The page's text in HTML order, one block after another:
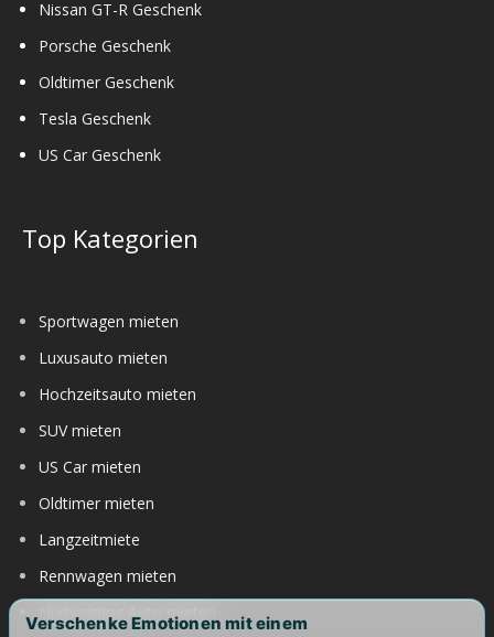
Nissan GT-R Geschenk
Porsche Geschenk
Oldtimer Geschenk
Tesla Geschenk
US Car Geschenk
Top Kategorien
Sportwagen mieten
Luxusauto mieten
Hochzeitsauto mieten
SUV mieten
US Car mieten
Oldtimer mieten
Langzeitmiete
Rennwagen mieten
Nürburgring Auto mieten
Verschenke Emotionen mit einem